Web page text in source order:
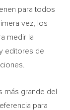
para todos
vez, los
medir la
editores de
más grande del
para